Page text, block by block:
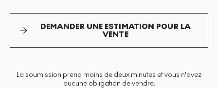
DEMANDER UNE ESTIMATION POUR LA
VENTE
La soumission prend moins de deux minutes et vous n'avez
aucune obligation de vendre.